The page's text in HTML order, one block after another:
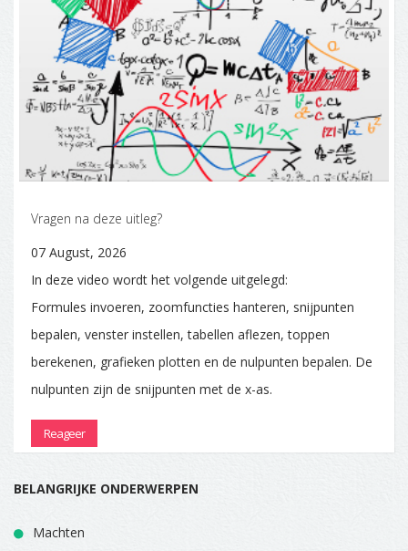
Vragen na deze uitleg?
07 August, 2026
In deze video wordt het volgende uitgelegd:
Formules invoeren, zoomfuncties hanteren, snijpunten
bepalen, venster instellen, tabellen aflezen, toppen
berekenen, grafieken plotten en de nulpunten bepalen. De
nulpunten zijn de snijpunten met de x-as.
Reageer
BELANGRIJKE ONDERWERPEN
Machten